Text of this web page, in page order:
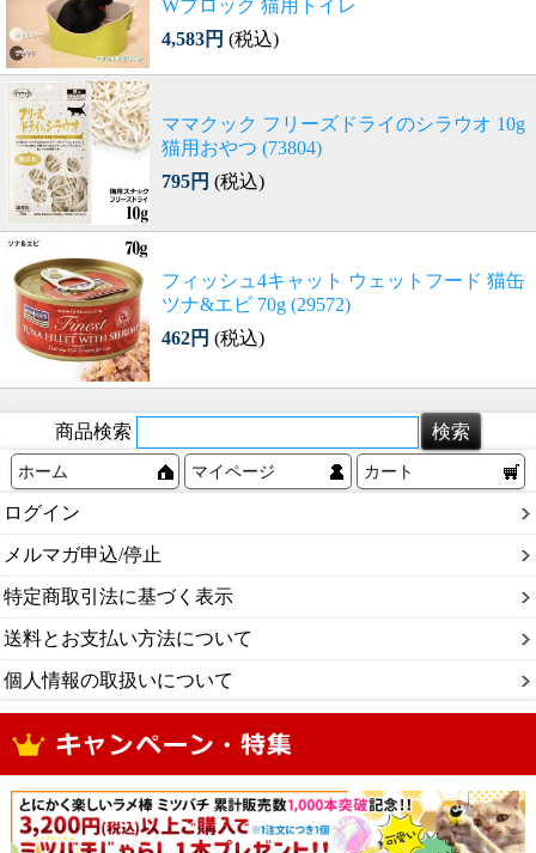
Wブロック 猫用トイレ
4,583円 (税込)
ママクック フリーズドライのシラウオ 10g
猫用おやつ (73804)
795円 (税込)
フィッシュ4キャット ウェットフード 猫缶
ツナ&エビ 70g (29572)
462円 (税込)
商品検索
ホーム マイページ カート
ログイン
メルマガ申込/停止
特定商取引法に基づく表示
送料とお支払い方法について
個人情報の取扱いについて